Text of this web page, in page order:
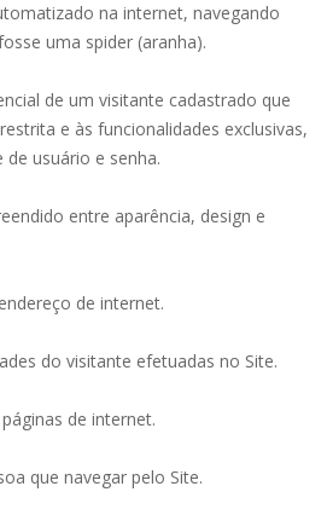
na internet, navegando
uma spider (aranha).
de um visitante cadastrado que
e às funcionalidades exclusivas,
usuário e senha.
entre aparência, design e
de internet.
do visitante efetuadas no Site.
de internet.
que navegar pelo Site.